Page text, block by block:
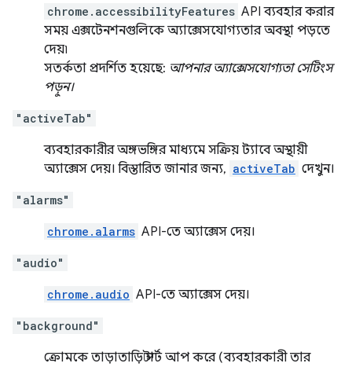
chrome.accessibilityFeatures API ব্যবহার করার
সময় এক্সটেনশনগুলিকে অ্যাক্সেসযোগ্যতার অবস্থা পড়তে
দেয়৷
সতর্কতা প্রদর্শিত হয়েছে: আপনার অ্যাক্সেসযোগ্যতা সেটিংস
পড়ুন।
"activeTab"
ব্যবহারকারীর অঙ্গভঙ্গির মাধ্যমে সক্রিয় ট্যাবে অস্থায়ী
অ্যাক্সেস দেয়। বিস্তারিত জানার জন্য, activeTab দেখুন।
"alarms"
chrome.alarms API-তে অ্যাক্সেস দেয়।
"audio"
chrome.audio API-তে অ্যাক্সেস দেয়।
"background"
ক্রোমকে তাড়াতাড়ি স্টার্ট আপ করে (ব্যবহারকারী তার